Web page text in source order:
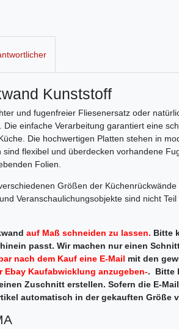
Kunststoff
und fugenfreier Fliesenersatz oder
einfache Verarbeitung garantiert eine
Die hochwertigen Platten stehen in
flexibel und überdecken vorhandene
Folien.
Größen der Küchenrückwände
Veranschaulichungsobjekte sind nicht Teil
auf Maß schneiden zu lassen. Bitte
passt. Wir machen nur einen
nach dem Kauf eine E-Mail mit den
Kaufabwicklung anzugeben-. Bitte
Zuschnitt erstellen. Sofern die E-
automatisch in der gekauften Größe